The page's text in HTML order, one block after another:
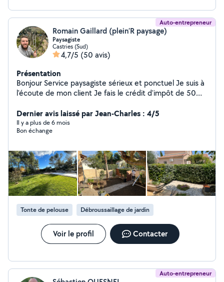
Auto-entrepreneur
Romain Gaillard (plein’R paysage)
Paysagiste
Castries (Sud)
4,7/5 (50 avis)
Présentation
Bonjour Service paysagiste sérieux et ponctuel Je suis à
l'écoute de mon client Je fais le crédit d'impôt de 50%
Dernier avis laissé par Jean-Charles : 4/5
Il y a plus de 6 mois
Bon échange
Tonte de pelouse Débroussaillage de jardin
Voir le profil Contacter
Auto-entrepreneur